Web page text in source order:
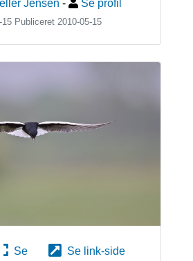
Jensen - Se profil
15 Publiceret 2010-05-15
Se
Se link-side